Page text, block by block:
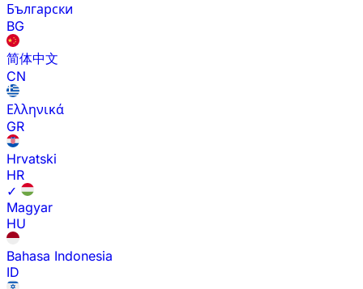
Български
BG
简体中文
CN
Ελληνικά
GR
Hrvatski
HR
✓
Magyar
HU
Bahasa Indonesia
ID